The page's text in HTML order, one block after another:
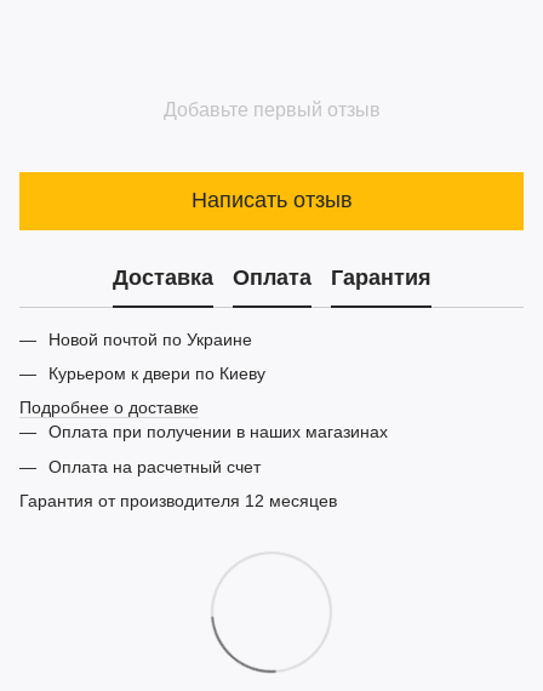
Добавьте первый отзыв
Написать отзыв
Доставка Оплата Гарантия
Новой почтой по Украине
Курьером к двери по Киеву
Подробнее о доставке
Оплата при получении в наших магазинах
Оплата на расчетный счет
Гарантия от производителя 12 месяцев